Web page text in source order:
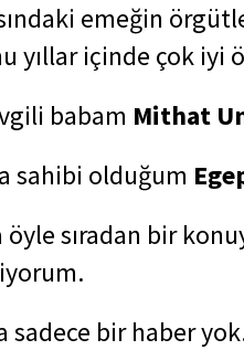
emeğin
yıllar içinde çok iyi
babam Mithat
sahibi olduğum
öyle sıradan bir
sadece bir haber